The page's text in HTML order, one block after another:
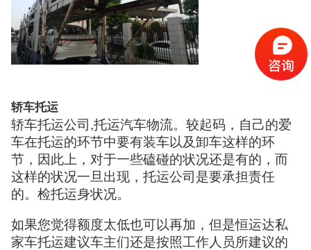
轿车托运
轿车托运公司,托运汽车物流。较起码，自己的爱
车在托运的环节中要有装车以及卸车这样的环
节，因此上，对于一些磕碰的状况还是有的，而
这样的状况一旦出现，托运公司是要承担责任
的。检托运身状况。
如果您觉得额度太低也可以再加，但是恒运达私
家车托运建议车主们还是按照工作人员所建议的